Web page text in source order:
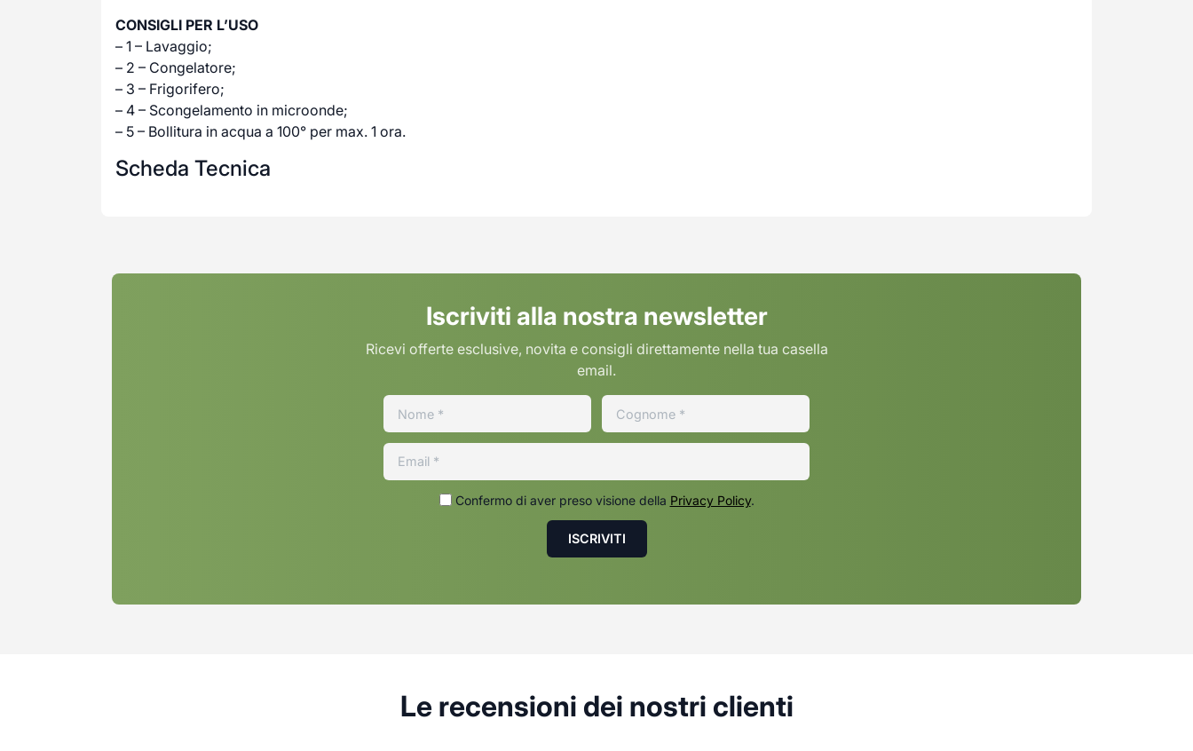
CONSIGLI PER L’USO
– 1 – Lavaggio;
– 2 – Congelatore;
– 3 – Frigorifero;
– 4 – Scongelamento in microonde;
– 5 – Bollitura in acqua a 100° per max. 1 ora.
Scheda Tecnica
Iscriviti alla nostra newsletter
Ricevi offerte esclusive, novita e consigli direttamente nella tua casella
email.
Confermo di aver preso visione della Privacy Policy.
Le recensioni dei nostri clienti